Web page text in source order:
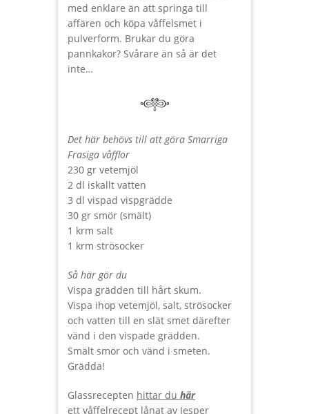
med enklare än att springa till
affären och köpa våffelsmet i
pulverform. Brukar du göra
pannkakor? Svårare än så är det
inte…
Det här behövs till att göra Smarriga
Frasiga våfflor
230 gr vetemjöl
2 dl iskallt vatten
3 dl vispad vispgrädde
30 gr smör (smält)
1 krm salt
1 krm strösocker
Så här gör du
Vispa grädden till hårt skum.
Vispa ihop vetemjöl, salt, strösocker
och vatten till en slät smet därefter
vänd i den vispade grädden.
Smält smör och vänd i smeten.
Grädda!
Glassrecepten hittar du här
ett våffelrecept lånat av Jesper